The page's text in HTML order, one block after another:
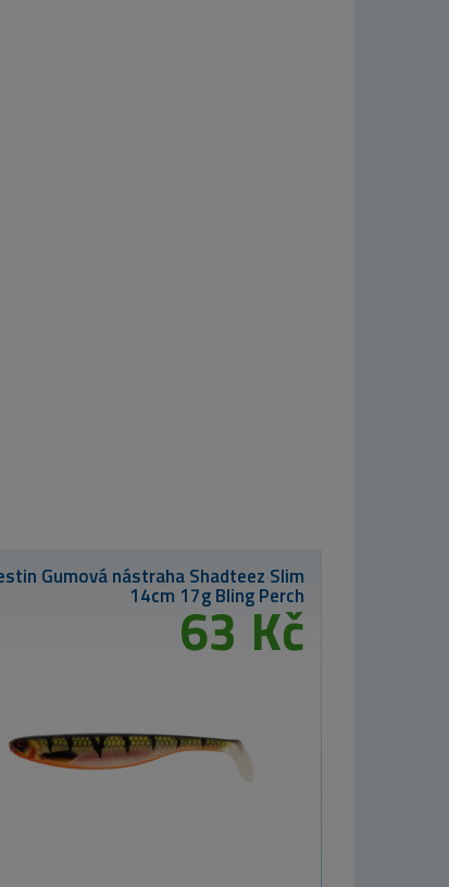
Nikl Esence Corn
od 350 Kč